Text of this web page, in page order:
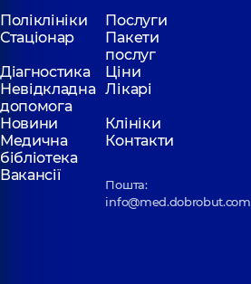
Поліклініки
Послуги
Стаціонар
Пакети
послуг
Діагностика
Ціни
Невідкладна
допомога
Лікарі
Новини
Клініки
Медична
бібліотека
Контакти
Вакансії
Пошта:
info@med.dobrobut.com